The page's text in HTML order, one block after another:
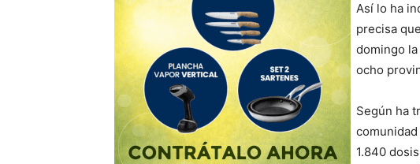
Así lo ha
precisa
domingo
ocho
Según ha
1.840